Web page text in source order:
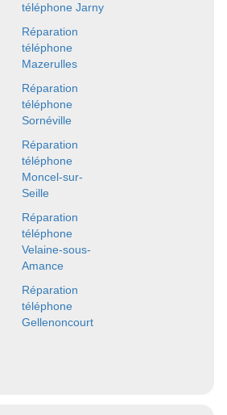
téléphone Jarny
Réparation
téléphone
Mazerulles
Réparation
téléphone
Sornéville
Réparation
téléphone
Moncel-sur-
Seille
Réparation
téléphone
Velaine-sous-
Amance
Réparation
téléphone
Gellenoncourt